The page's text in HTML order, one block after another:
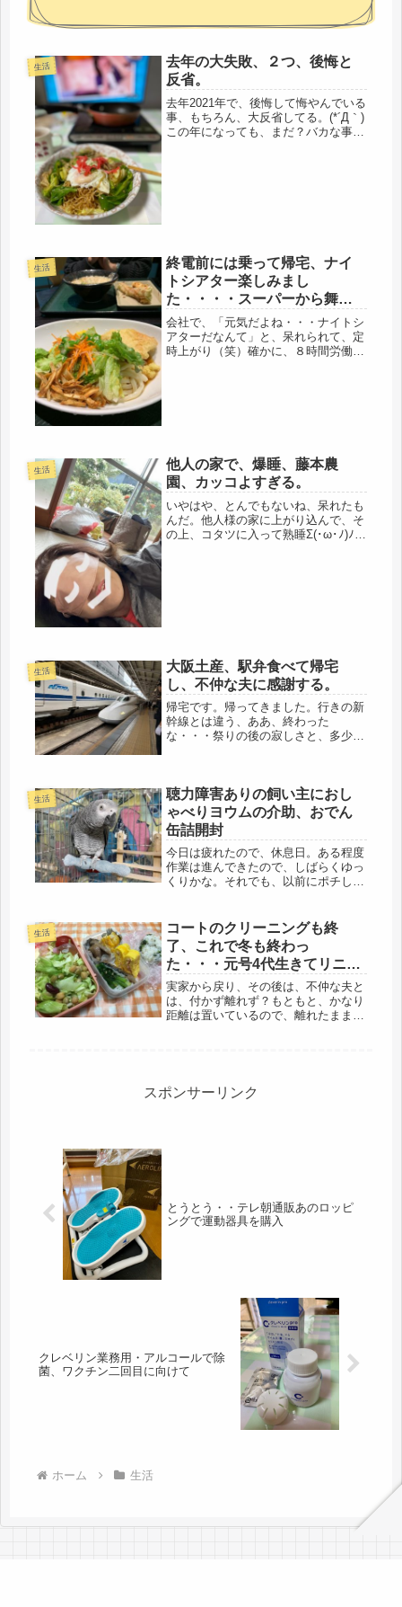
生活
去年の大失敗、２つ、後悔と
反省。
去年2021年で、後悔して悔やんでいる
事、もちろん、大反省してる。(*´Д｀)
この年になっても、まだ？バカな事を
生活
終電前には乗って帰宅、ナイ
トシアター楽しみまし
た・・・・スーパーから舞茸
が消えた日（笑）
会社で、「元気だよね・・・ナイトシ
アターだなんて」と、呆れられて、定
時上がり（笑）確かに、８時間労働の
生活
他人の家で、爆睡、藤本農
園、カッコよすぎる。
いやはや、とんでもないね、呆れたも
んだ。他人様の家に上がり込んで、そ
の上、コタツに入って熟睡Σ(･ω･ﾉ)ﾉ！
生活
大阪土産、駅弁食べて帰宅
し、不仲な夫に感謝する。
帰宅です。帰ってきました。行きの新
幹線とは違う、ああ、終わった
な・・・祭りの後の寂しさと、多少の
をチョイス。おお、いいねぇ、ちょっ
と、元気...
生活
聴力障害ありの飼い主におし
ゃべりヨウムの介助、おでん
缶詰開封
今日は疲れたので、休息日。ある程度
作業は進んできたので、しばらくゆっ
くりかな。それでも、以前にポチした
も、特によいわけではないので、娘
に、「声が大きい！」とよく注意され
ます。...
生活
コートのクリーニングも終
了、これで冬も終わっ
た・・・元号4代生きてリニア
に乗る夢、明日からの作り置
き料理できた。
実家から戻り、その後は、不仲な夫と
は、付かず離れず？もともと、かなり
距離は置いているので、離れたままだ
ね・...
スポンサーリンク
とうとう・・テレ朝通販あのロッピ
ングで運動器具を購入
クレベリン業務用・アルコールで除
菌、ワクチン二回目に向けて
ホーム 生活